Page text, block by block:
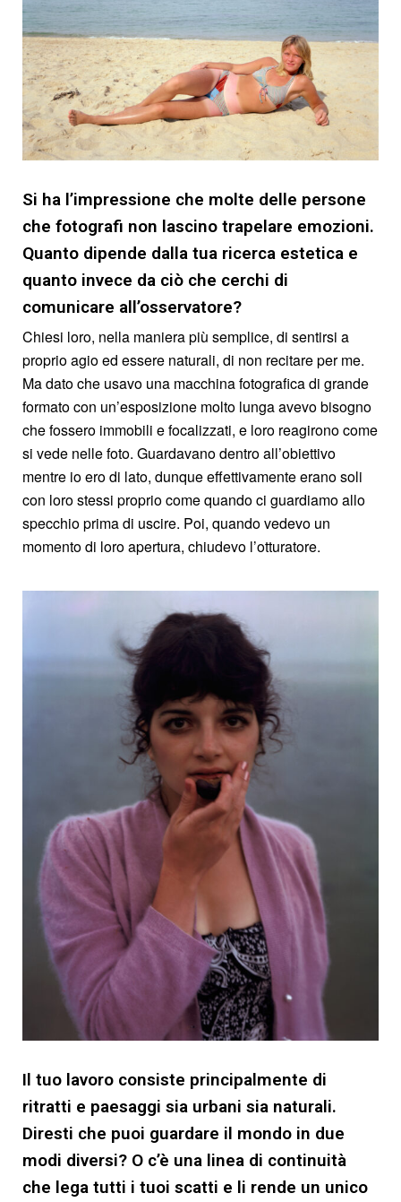
Si ha l’impressione che molte delle persone
che fotografi non lascino trapelare emozioni.
Quanto dipende dalla tua ricerca estetica e
quanto invece da ciò che cerchi di
comunicare all’osservatore?
Chiesi loro, nella maniera più semplice, di sentirsi a
proprio agio ed essere naturali, di non recitare per me.
Ma dato che usavo una macchina fotografica di grande
formato con un’esposizione molto lunga avevo bisogno
che fossero immobili e focalizzati, e loro reagirono come
si vede nelle foto. Guardavano dentro all’obiettivo
mentre io ero di lato, dunque effettivamente erano soli
con loro stessi proprio come quando ci guardiamo allo
specchio prima di uscire. Poi, quando vedevo un
momento di loro apertura, chiudevo l’otturatore.
Il tuo lavoro consiste principalmente di
ritratti e paesaggi sia urbani sia naturali.
Diresti che puoi guardare il mondo in due
modi diversi? O c’è una linea di continuità
che lega tutti i tuoi scatti e li rende un unico